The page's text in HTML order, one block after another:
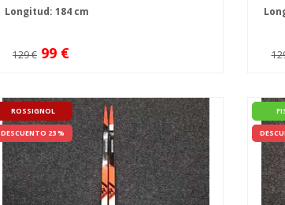
IFP
Longitud: 184 cm
129 € 99 €
IFP
ROSSIGNOL
DESCUENTO 23 %